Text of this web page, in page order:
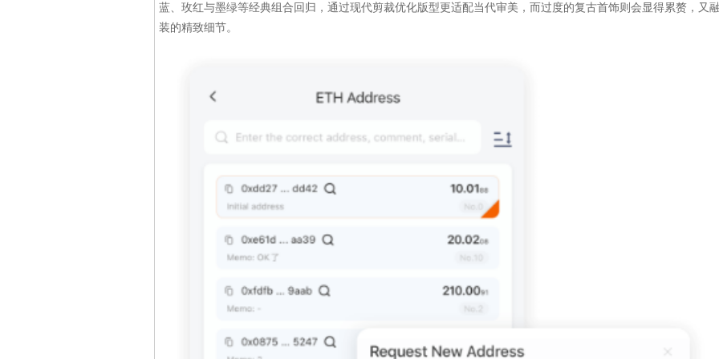
蓝、玫红与墨绿等经典组合回归，通过现代剪裁优化版型更适配当代审美，而过度的复古首饰则会显得累赘，又
装的精致细节。